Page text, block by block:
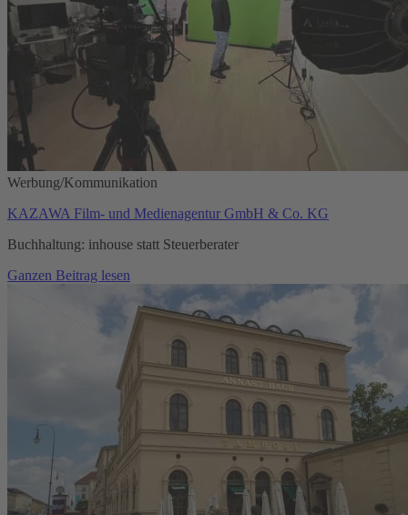
Werbung/Kommunikation
KAZAWA Film- und Medienagentur GmbH & Co. KG
Buchhaltung: inhouse statt Steuerberater
Ganzen Beitrag lesen